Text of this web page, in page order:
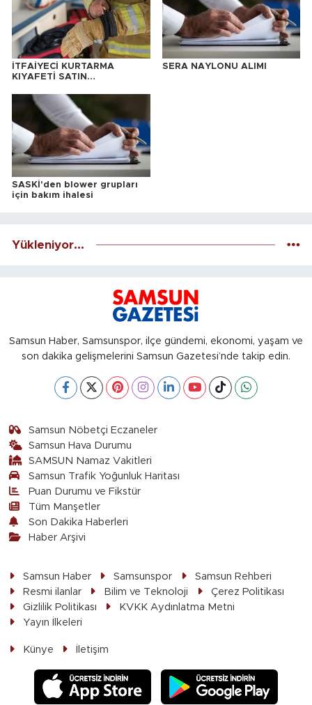
İTFAİYECİ KURTARMA
KIYAFETİ SATIN
SERA NAYLONU ALIMI
SASKİ'den blower grupları
için bakım ihalesi
Yükleniyor...
Samsun Haber, Samsunspor, ilçe gündemi, ekonomi, yaşam ve
son dakika gelişmelerini Samsun Gazetesi’nde takip edin.
Samsun Nöbetçi Eczaneler
Samsun Hava Durumu
SAMSUN Namaz Vakitleri
Samsun Trafik Yoğunluk Haritası
Puan Durumu ve Fikstür
Tüm Manşetler
Son Dakika Haberleri
Haber Arşivi
Samsun Haber Samsunspor
Samsun Rehberi
Resmi ilanlar
Bilim ve Teknoloji
Çerez Politikası
Gizlilik Politikası
KVKK Aydınlatma Metni
Yayın İlkeleri
Künye İletişim